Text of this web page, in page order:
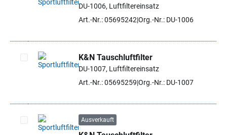
Artikel auswählen
DU-1006, Luftfiltereinsatz
Art.-Nr.: 05695242 Org.-Nr.: DU-1006
Artikel auswählen
K&N Tauschluftfilter
DU-1007, Luftfiltereinsatz
Art.-Nr.: 05695259 Org.-Nr.: DU-1007
Ausverkauft